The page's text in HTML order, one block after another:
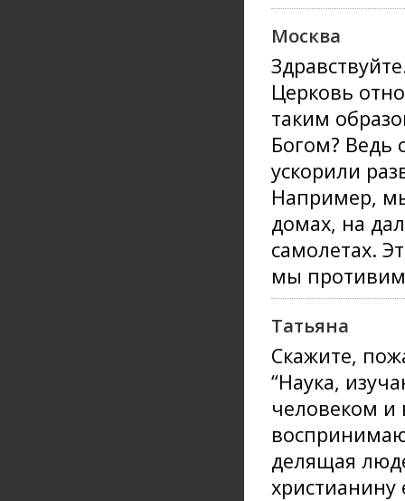
Москва
Церковь
таким
Богом? Ведь
ускорили
Например,
домах, на
самолетах.
мы
Татьяна
Скажите,
“Наука,
человеком
делящая
христианину